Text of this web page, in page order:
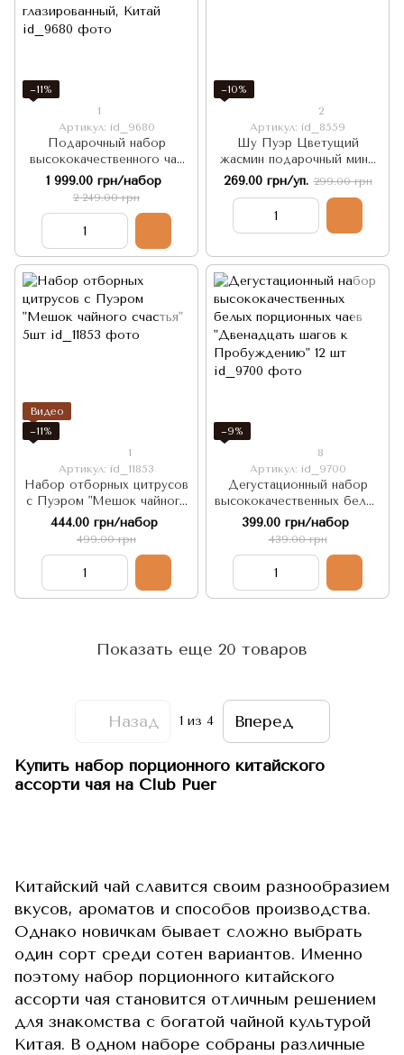
−11%
1
Артикул: id_9680
Подарочный набор
высококачественного чая
Happy Home и набор
посуды Си Ши
глазированный, Китай
1 999.00 грн/набор
2 249.00 грн
−10%
2
Артикул: id_8559
Шу Пуэр Цветущий
жасмин подарочный мини
18шт банка 100г, Китай
269.00 грн/уп. 299.00 грн
Видео
−11%
1
Артикул: id_11853
Набор отборных цитрусов
с Пуэром "Мешок чайного
счастья" 5шт
444.00 грн/набор
499.00 грн
−9%
8
Артикул: id_9700
Дегустационный набор
высококачественных белых
порционных чаев
"Двенадцать шагов к
Пробуждению" 12 шт
399.00 грн/набор
439.00 грн
Показать еще 20 товаров
Назад 1 из 4 Вперед
Купить набор порционного китайского
ассорти чая на Club Puer
Китайский чай славится своим разнообразием
вкусов, ароматов и способов производства.
Однако новичкам бывает сложно выбрать
один сорт среди сотен вариантов. Именно
поэтому набор порционного китайского
ассорти чая становится отличным решением
для знакомства с богатой чайной культурой
Китая. В одном наборе собраны различные